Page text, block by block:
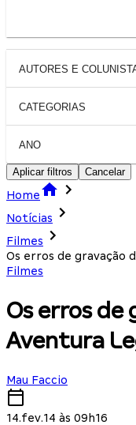
AUTORES E
CATEGORIAS
ANO
Aplicar filtros Cancelar
Home
Notícias
Filmes
Os erros de gravação
Filmes
Os erros de
Aventura
Mau Faccio
14.fev.14 às 09h16